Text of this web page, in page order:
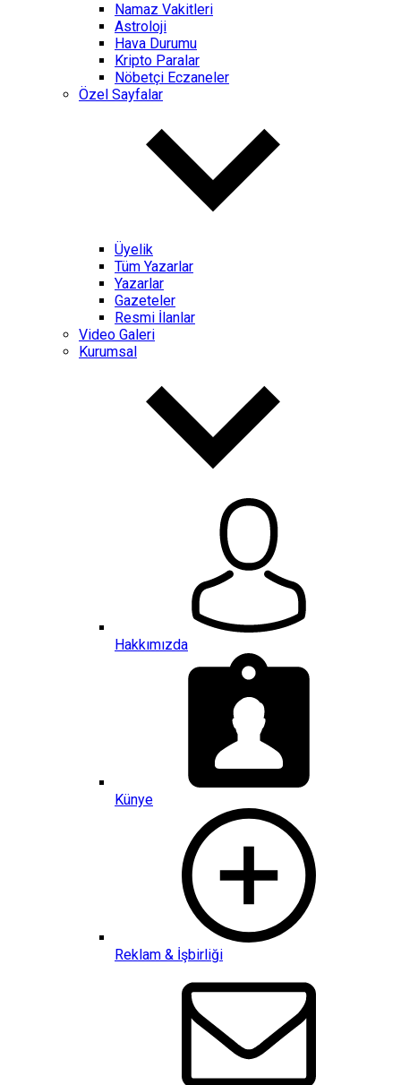
Namaz Vakitleri
Astroloji
Hava Durumu
Kripto Paralar
Nöbetçi Eczaneler
Özel Sayfalar
Üyelik
Tüm Yazarlar
Yazarlar
Gazeteler
Resmi İlanlar
Video Galeri
Kurumsal
Hakkımızda
Künye
Reklam & İşbirliği